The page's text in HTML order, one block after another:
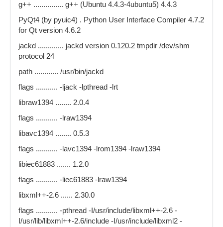
flags ........... -I/usr/include/dbus-1.0 -
I/usr/lib/dbus-1.0/include -L/lib -ldbus-1 -lpthread
-lrt
Hardware...
01:07.0 FireWire (IEEE 1394) [0c00]: Agere
Systems FW322/323 [11c1:5811] (rev 61) (prog-
if 10)
Subsystem: Pinnacle Systems Inc. Device
MemWINV- VGASnoop- ParErr- Stepping-
SERR- FastB2B- DisINTx-
Status: Cap+ 66MHz- UDF- FastB2B+ ParErr-
g++ ............... g++ (Ubuntu 4.4.3-4ubuntu5) 4.4.3
PyQt4 (by pyuic4) . Python User Interface Compiler 4.7.2
for Qt version 4.6.2
jackd ............. jackd version 0.120.2 tmpdir /dev/shm
protocol 24
path ............ /usr/bin/jackd
flags ........... -ljack -lpthread -lrt
libraw1394 ........ 2.0.4
flags ........... -lraw1394
libavc1394 ........ 0.5.3
flags ........... -lavc1394 -lrom1394 -lraw1394
libiec61883 ....... 1.2.0
flags ........... -liec61883 -lraw1394
libxml++-2.6 ...... 2.30.0
flags ........... -pthread -I/usr/include/libxml++-2.6 -
I/usr/lib/libxml++-2.6/include -I/usr/include/libxml2 -